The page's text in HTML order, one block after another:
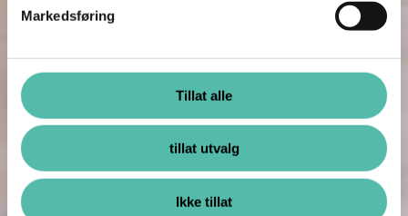
Markedsføring
Tillat alle
tillat utvalg
Ikke tillat